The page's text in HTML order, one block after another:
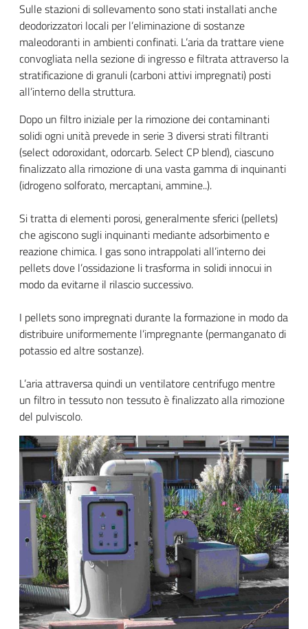
Sulle stazioni di sollevamento sono stati installati anche
deodorizzatori locali per l’eliminazione di sostanze
maleodoranti in ambienti confinati. L’aria da trattare viene
convogliata nella sezione di ingresso e filtrata attraverso la
stratificazione di granuli (carboni attivi impregnati) posti
all’interno della struttura.
Dopo un filtro iniziale per la rimozione dei contaminanti
solidi ogni unità prevede in serie 3 diversi strati filtranti
(select odoroxidant, odorcarb. Select CP blend), ciascuno
finalizzato alla rimozione di una vasta gamma di inquinanti
(idrogeno solforato, mercaptani, ammine..).
Si tratta di elementi porosi, generalmente sferici (pellets)
che agiscono sugli inquinanti mediante adsorbimento e
reazione chimica. I gas sono intrappolati all’interno dei
pellets dove l’ossidazione li trasforma in solidi innocui in
modo da evitarne il rilascio successivo.
I pellets sono impregnati durante la formazione in modo da
distribuire uniformemente l’impregnante (permanganato di
potassio ed altre sostanze).
L’aria attraversa quindi un ventilatore centrifugo mentre
un filtro in tessuto non tessuto è finalizzato alla rimozione
del pulviscolo.